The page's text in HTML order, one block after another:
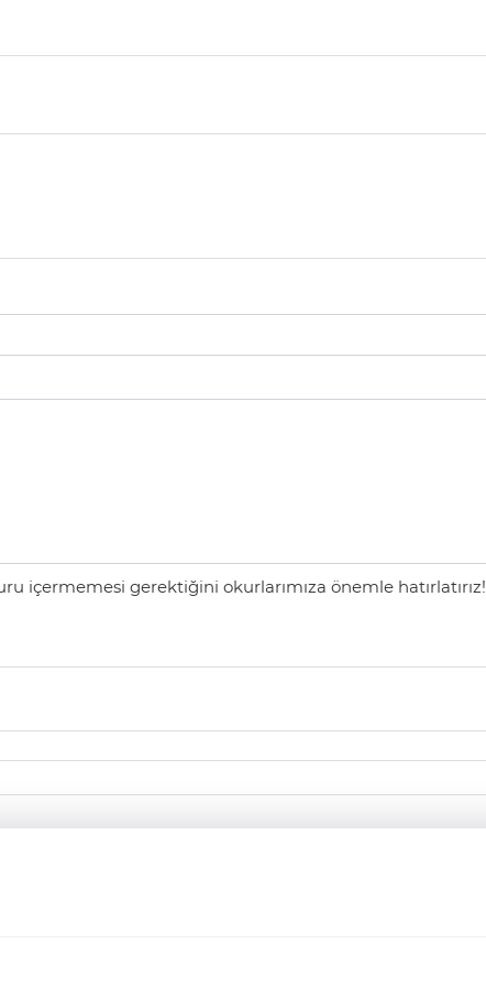
içermemesi gerektiğini okurlarımıza önemle hatırlatırız!